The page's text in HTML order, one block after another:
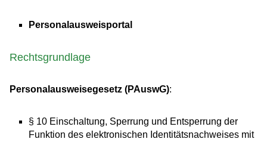
Personalausweisportal
Rechtsgrundlage
Personalausweisegesetz (PAuswG):
§ 10 Einschaltung, Sperrung und Entsperrung der
Funktion des elektronischen Identitätsnachweises mit